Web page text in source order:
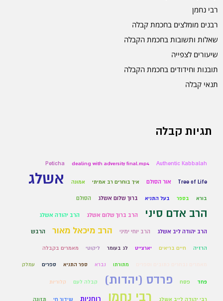
רבי נחמן
רבנים מומלצים בחכמת קבלה
שאלות ותשובות בחכמת הקבלה
שיעורים לצפייה
תובנות וחידודים בחכמת הקבלה
תנאי קבלה
תגיות קבלה
Authentic Kabbalah
dealing with adversity final.mp4
Peticha
Tree of Life אור הסולם איך בוחרים רב אמיתי אמונה אשלג
בורא בספר בעל התניא ברוך שלום אשלג הסולם
הרב אדם סיני הרב ברוך שלום אשלג הרב יהודה אשלג
הרב יהודה ליב אשלג הרב יוחי ימיני הרב מיכאל מאור הרבש
הרזיה חיים בריאים יארצייט לג בעומר ליקוטי מאמרים בקבלה
מתורתו נברא ספר התניא ספרים עמלק
פחד פסח פרדס (יהדות) קבלה לעם קלוריות
רבי יהודה לייב אשלג רבי נחמן רוחניות שידור חי תזונה